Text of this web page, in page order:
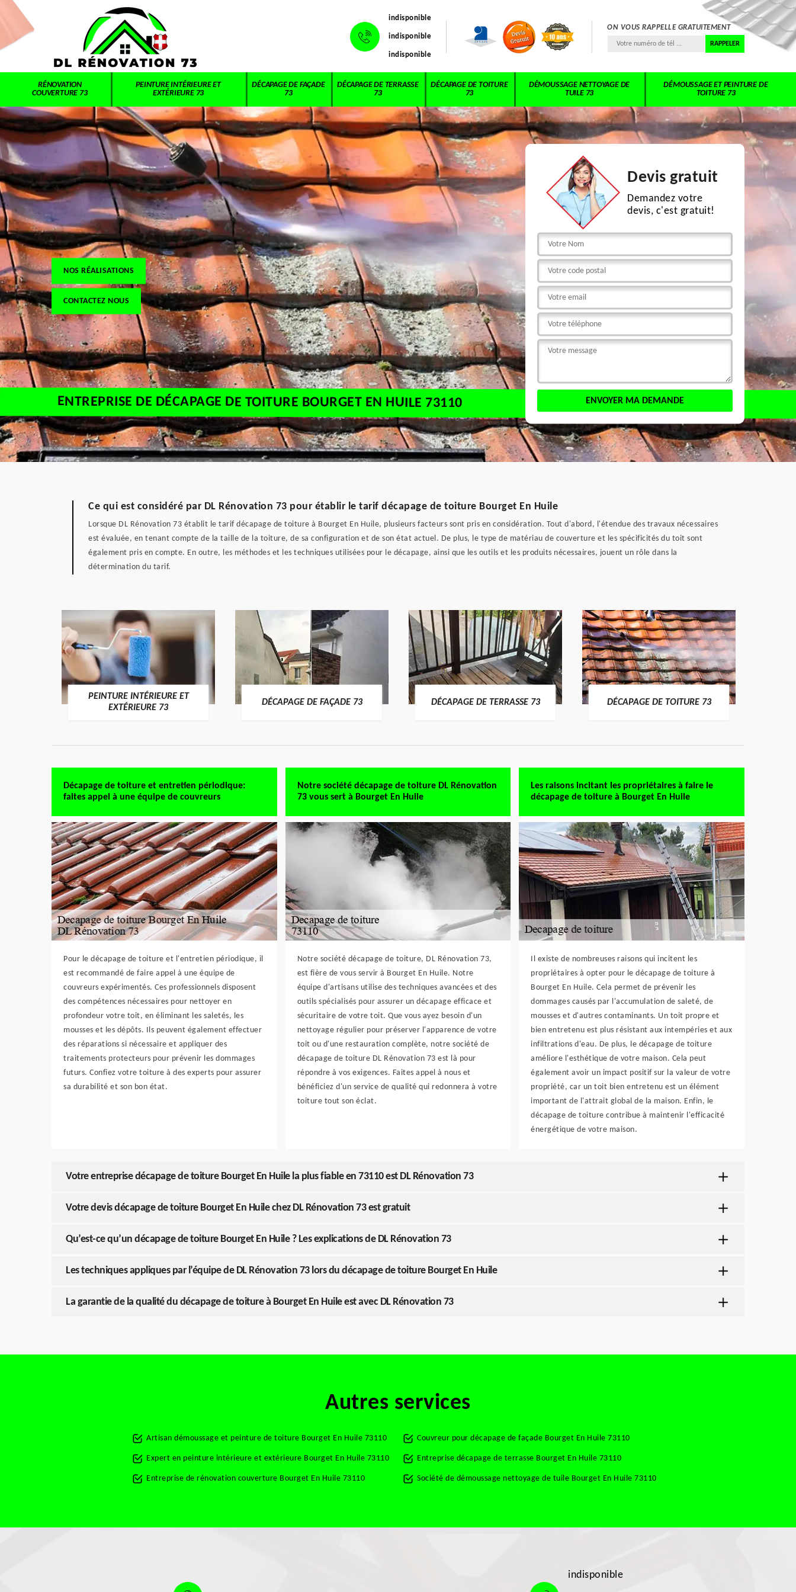
indisponible
indisponible
indisponible
ON VOUS RAPPELLE GRATUITEMENT
RÉNOVATION
COUVERTURE 73
PEINTURE INTÉRIEURE ET
EXTÉRIEURE 73
DÉCAPAGE DE FAÇADE
73
DÉCAPAGE DE TERRASSE
73
DÉCAPAGE DE TOITURE
73
DÉMOUSSAGE NETTOYAGE DE
TUILE 73
DÉMOUSSAGE ET PEINTURE DE
TOITURE 73
NOS RÉALISATIONS
CONTACTEZ NOUS
Devis gratuit
Demandez votre
devis, c'est gratuit!
ENTREPRISE DE DÉCAPAGE DE TOITURE BOURGET EN HUILE 73110
Ce qui est considéré par DL Rénovation 73 pour établir le tarif décapage de toiture Bourget En Huile
Lorsque DL Rénovation 73 établit le tarif décapage de toiture à Bourget En Huile, plusieurs facteurs sont pris en considération. Tout d'abord, l'étendue des travaux nécessaires
est évaluée, en tenant compte de la taille de la toiture, de sa configuration et de son état actuel. De plus, le type de matériau de couverture et les spécificités du toit sont
également pris en compte. En outre, les méthodes et les techniques utilisées pour le décapage, ainsi que les outils et les produits nécessaires, jouent un rôle dans la
détermination du tarif.
PEINTURE INTÉRIEURE ET
EXTÉRIEURE 73
DÉCAPAGE DE FAÇADE 73 DÉCAPAGE DE TERRASSE 73 DÉCAPAGE DE TOITURE 73
Décapage de toiture et entretien périodique:
faites appel à une équipe de couvreurs
Pour le décapage de toiture et l'entretien périodique, il
est recommandé de faire appel à une équipe de
couvreurs expérimentés. Ces professionnels disposent
des compétences nécessaires pour nettoyer en
profondeur votre toit, en éliminant les saletés, les
mousses et les dépôts. Ils peuvent également effectuer
des réparations si nécessaire et appliquer des
traitements protecteurs pour prévenir les dommages
futurs. Confiez votre toiture à des experts pour assurer
sa durabilité et son bon état.
Notre société décapage de toiture DL Rénovation
73 vous sert à Bourget En Huile
Notre société décapage de toiture, DL Rénovation 73,
est fière de vous servir à Bourget En Huile. Notre
équipe d'artisans utilise des techniques avancées et des
outils spécialisés pour assurer un décapage efficace et
sécuritaire de votre toit. Que vous ayez besoin d'un
nettoyage régulier pour préserver l'apparence de votre
toit ou d'une restauration complète, notre société de
décapage de toiture DL Rénovation 73 est là pour
répondre à vos exigences. Faites appel à nous et
bénéficiez d'un service de qualité qui redonnera à votre
toiture tout son éclat.
Les raisons incitant les propriétaires à faire le
décapage de toiture à Bourget En Huile
Il existe de nombreuses raisons qui incitent les
propriétaires à opter pour le décapage de toiture à
Bourget En Huile. Cela permet de prévenir les
dommages causés par l'accumulation de saleté, de
mousses et d'autres contaminants. Un toit propre et
bien entretenu est plus résistant aux intempéries et aux
infiltrations d'eau. De plus, le décapage de toiture
améliore l'esthétique de votre maison. Cela peut
également avoir un impact positif sur la valeur de votre
propriété, car un toit bien entretenu est un élément
important de l'attrait global de la maison. Enfin, le
décapage de toiture contribue à maintenir l'efficacité
énergétique de votre maison.
Votre entreprise décapage de toiture Bourget En Huile la plus fiable en 73110 est DL Rénovation 73
Votre devis décapage de toiture Bourget En Huile chez DL Rénovation 73 est gratuit
Qu’est-ce qu’un décapage de toiture Bourget En Huile ? Les explications de DL Rénovation 73
Les techniques appliques par l’équipe de DL Rénovation 73 lors du décapage de toiture Bourget En Huile
La garantie de la qualité du décapage de toiture à Bourget En Huile est avec DL Rénovation 73
Autres services
Artisan démoussage et peinture de toiture Bourget En Huile 73110
Expert en peinture intérieure et extérieure Bourget En Huile 73110
Entreprise de rénovation couverture Bourget En Huile 73110
Couvreur pour décapage de façade Bourget En Huile 73110
Entreprise décapage de terrasse Bourget En Huile 73110
Société de démoussage nettoyage de tuile Bourget En Huile 73110
indisponible